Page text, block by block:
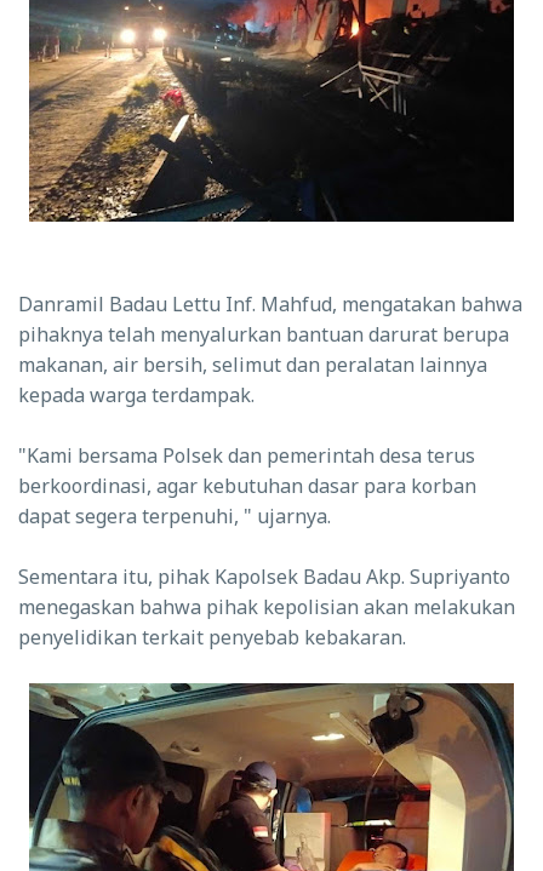
Danramil Badau Lettu Inf. Mahfud, mengatakan bahwa
pihaknya telah menyalurkan bantuan darurat berupa
makanan, air bersih, selimut dan peralatan lainnya
kepada warga terdampak.
"Kami bersama Polsek dan pemerintah desa terus
berkoordinasi, agar kebutuhan dasar para korban
dapat segera terpenuhi, " ujarnya.
Sementara itu, pihak Kapolsek Badau Akp. Supriyanto
menegaskan bahwa pihak kepolisian akan melakukan
penyelidikan terkait penyebab kebakaran.